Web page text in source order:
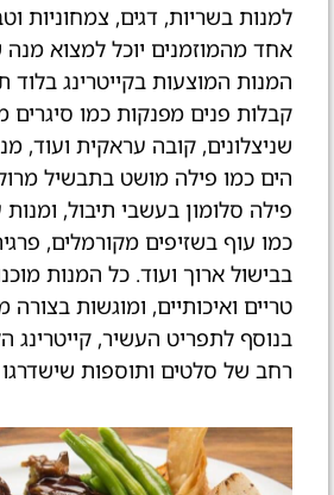
למנות בשריות, דגים, צמחוניות
אחד מהמוזמנים יוכל למצוא מנה
המנות המוצעות בקייטרינג בלוד
קבלות פנים מפנקות כמו סיגרים
שניצלונים, קובה עראקית ועוד,
הים כמו פילה מושט בתבשיל
פילה סלומון בעשבי תיבול,
כמו עוף בשזיפים מקורמלים,
בבישול ארוך ועוד. כל המנות
טריים ואיכותיים, ומוגשות
בנוסף לתפריט העשיר, קייטרינג
רחב של סלטים ותוספות